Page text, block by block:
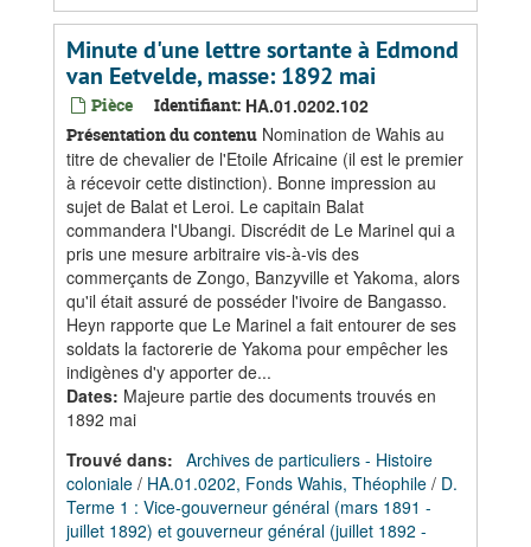
Minute d'une lettre sortante à Edmond
van Eetvelde, masse: 1892 mai
Pièce Identifiant: HA.01.0202.102
Présentation du contenu Nomination de Wahis au
titre de chevalier de l'Etoile Africaine (il est le premier
à récevoir cette distinction). Bonne impression au
sujet de Balat et Leroi. Le capitain Balat
commandera l'Ubangi. Discrédit de Le Marinel qui a
pris une mesure arbitraire vis-à-vis des
commerçants de Zongo, Banzyville et Yakoma, alors
qu'il était assuré de posséder l'ivoire de Bangasso.
Heyn rapporte que Le Marinel a fait entourer de ses
soldats la factorerie de Yakoma pour empêcher les
indigènes d'y apporter de...
Dates: Majeure partie des documents trouvés en
1892 mai
Trouvé dans: Archives de particuliers - Histoire
coloniale / HA.01.0202, Fonds Wahis, Théophile / D.
Terme 1 : Vice-gouverneur général (mars 1891 -
juillet 1892) et gouverneur général (juillet 1892 -